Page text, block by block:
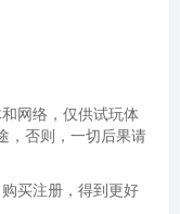
网络，仅供试玩体
，否则，一切后果请
买注册，得到更好